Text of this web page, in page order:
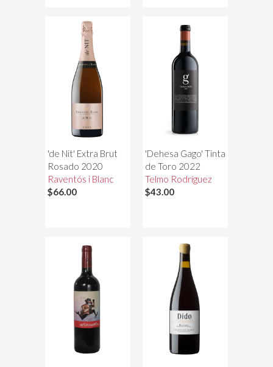
'de Nit' Extra Brut
Rosado 2020
Raventós i Blanc
$66.00
'Dehesa Gago' Tinta
de Toro 2022
Telmo Rodríguez
$43.00